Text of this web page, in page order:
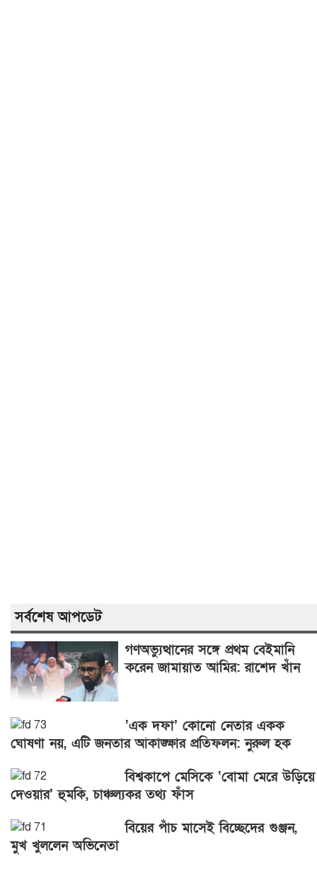
সর্বশেষ আপডেট
গণঅভ্যুত্থানের সঙ্গে প্রথম বেইমানি
করেন জামায়াত আমির: রাশেদ খাঁন
‘এক দফা’ কোনো নেতার একক
ঘোষণা নয়, এটি জনতার আকাঙ্ক্ষার প্রতিফলন: নুরুল হক
বিশ্বকাপে মেসিকে ‘বোমা মেরে উড়িয়ে
দেওয়ার’ হুমকি, চাঞ্চল্যকর তথ্য ফাঁস
বিয়ের পাঁচ মাসেই বিচ্ছেদের গুঞ্জন,
মুখ খুললেন অভিনেতা